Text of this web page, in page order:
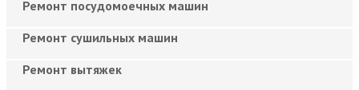
Ремонт посудомоечных машин
Ремонт сушильных машин
Ремонт вытяжек